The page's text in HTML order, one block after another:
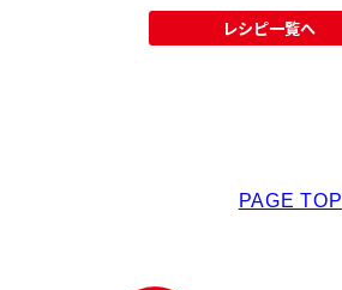
レシピ一覧へ
PAGE TOP